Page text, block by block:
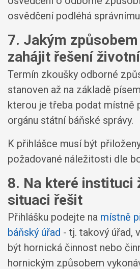
osvědčení podléhá
7. Jakým
zahájit řešení
Termín zkoušky odborné
stanoven až na základě
kterou je třeba podat místně
orgánu státní báňské správy.
K přihlášce musí být
požadované náležitosti dle
8. Na které instituci
situaci řešit
Přihlášku podejte na místně
báňský úřad - tj. takový úřad,
být hornická činnost nebo
hornickým způsobem